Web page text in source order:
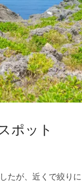
ポット
たが、近くで絞りに